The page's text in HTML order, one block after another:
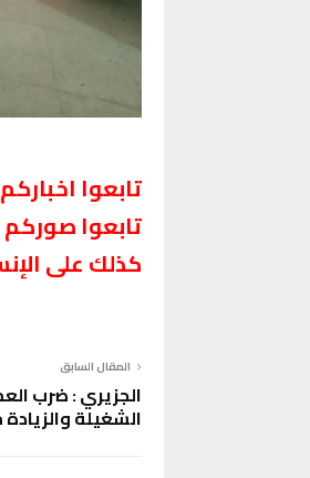
تابعوا
تابعوا صوركم
كذلك على
المقال السابق
الجزيري : ضرب
الشغيلة